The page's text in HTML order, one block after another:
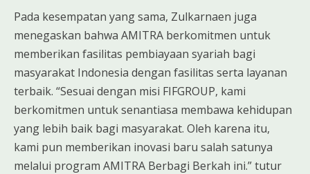
Pada kesempatan yang sama, Zulkarnaen juga
menegaskan bahwa AMITRA berkomitmen untuk
memberikan fasilitas pembiayaan syariah bagi
masyarakat Indonesia dengan fasilitas serta layanan
terbaik. “Sesuai dengan misi FIFGROUP, kami
berkomitmen untuk senantiasa membawa kehidupan
yang lebih baik bagi masyarakat. Oleh karena itu,
kami pun memberikan inovasi baru salah satunya
melalui program AMITRA Berbagi Berkah ini.” tutur